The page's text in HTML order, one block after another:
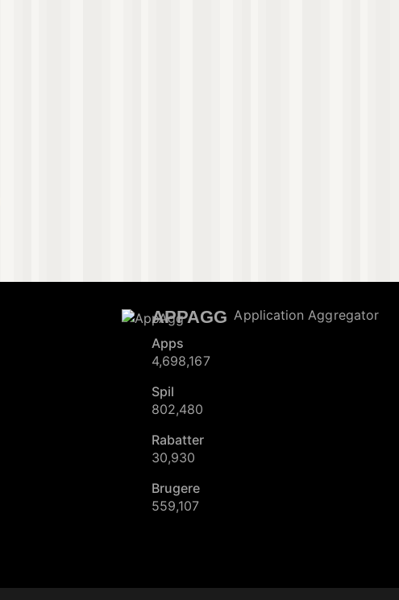
APPAGG Application Aggregator
Apps
4,698,167
Spil
802,480
Rabatter
30,930
Brugere
559,107